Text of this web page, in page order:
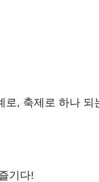
로, 축제로 하나
기다!